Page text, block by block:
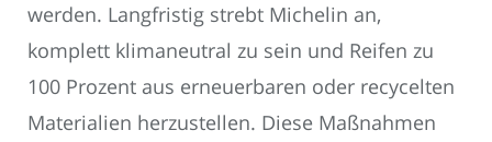
werden. Langfristig strebt Michelin an,
komplett klimaneutral zu sein und Reifen zu
100 Prozent aus erneuerbaren oder recycelten
Materialien herzustellen. Diese Maßnahmen